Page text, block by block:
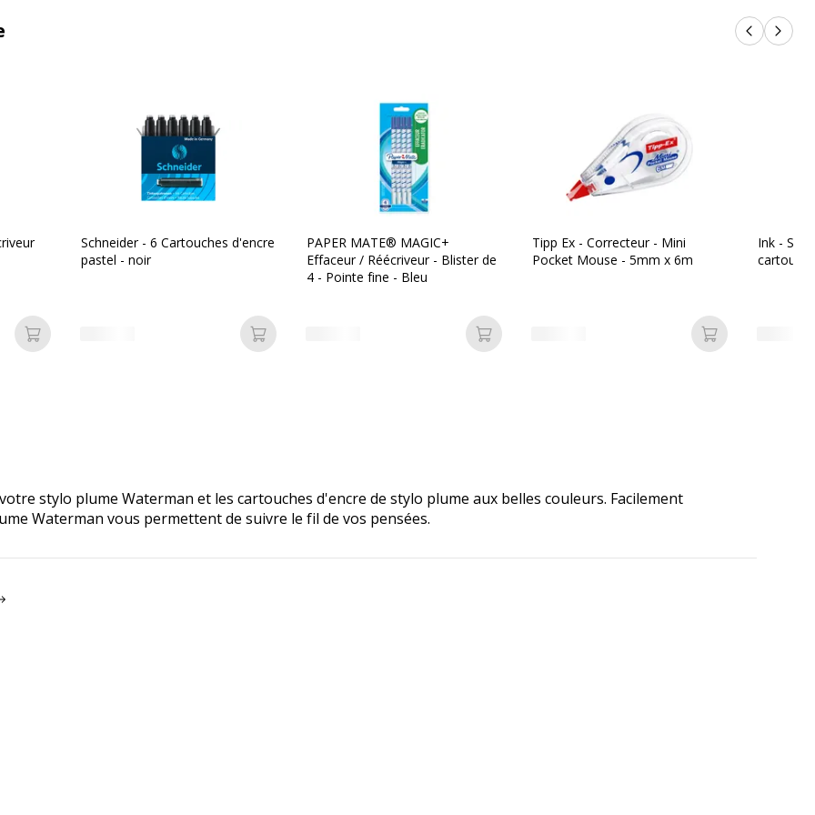
Produits
Ajouter au panier
Schneider - 6 Cartouches d'encre
pastel - noir
Ajouter au panier
PAPER MATE® MAGIC+
Effaceur / Réécriveur - Blister de
4 - Pointe fine - Bleu
Ajouter au panier
Tipp Ex - Correcteur - Mini
Pocket Mouse - 5mm x 6m
Ajouter au
Ink -
stylo plume Waterman et les cartouches d'encre de stylo plume aux belles couleurs. Facilement
Waterman vous permettent de suivre le fil de vos pensées.